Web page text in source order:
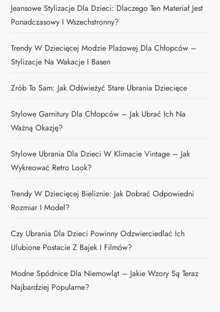
Jeansowe Stylizacje Dla Dzieci: Dlaczego Ten Materiał Jest
Ponadczasowy I Wszechstronny?
Trendy W Dziecięcej Modzie Plażowej Dla Chłopców –
Stylizacje Na Wakacje I Basen
Zrób To Sam: Jak Odświeżyć Stare Ubrania Dziecięce
Stylowe Garnitury Dla Chłopców – Jak Ubrać Ich Na
Ważną Okazję?
Stylowe Ubrania Dla Dzieci W Klimacie Vintage – Jak
Wykreować Retro Look?
Trendy W Dziecięcej Bieliznie: Jak Dobrać Odpowiedni
Rozmiar I Model?
Czy Ubrania Dla Dzieci Powinny Odzwierciedlać Ich
Ulubione Postacie Z Bajek I Filmów?
Modne Spódnice Dla Niemowląt – Jakie Wzory Są Teraz
Najbardziej Popularne?